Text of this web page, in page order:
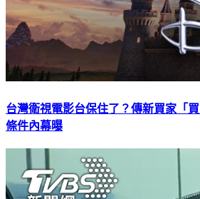
台灣衛視電影台保住了？傳新買家「
條件內幕曝